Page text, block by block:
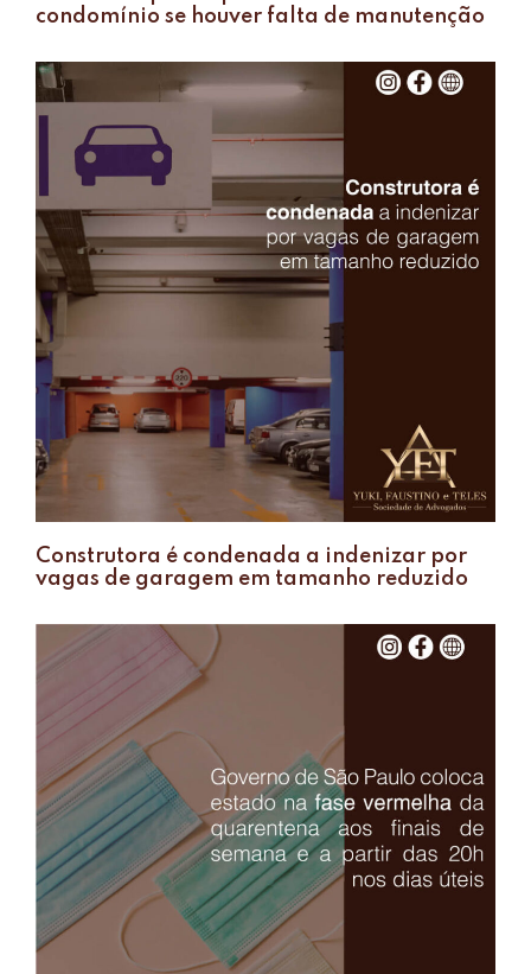
condomínio se houver falta de manutenção
Construtora é condenada a indenizar por
vagas de garagem em tamanho reduzido